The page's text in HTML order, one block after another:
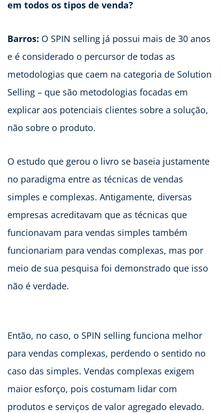
em todos os tipos de venda?
Barros: O SPIN selling já possui mais de 30 anos
e é considerado o percursor de todas as
metodologias que caem na categoria de Solution
Selling – que são metodologias focadas em
explicar aos potenciais clientes sobre a solução,
não sobre o produto.
O estudo que gerou o livro se baseia justamente
no paradigma entre as técnicas de vendas
simples e complexas. Antigamente, diversas
empresas acreditavam que as técnicas que
funcionavam para vendas simples também
funcionariam para vendas complexas, mas por
meio de sua pesquisa foi demonstrado que isso
não é verdade.
Então, no caso, o SPIN selling funciona melhor
para vendas complexas, perdendo o sentido no
caso das simples. Vendas complexas exigem
maior esforço, pois costumam lidar com
produtos e serviços de valor agregado elevado.